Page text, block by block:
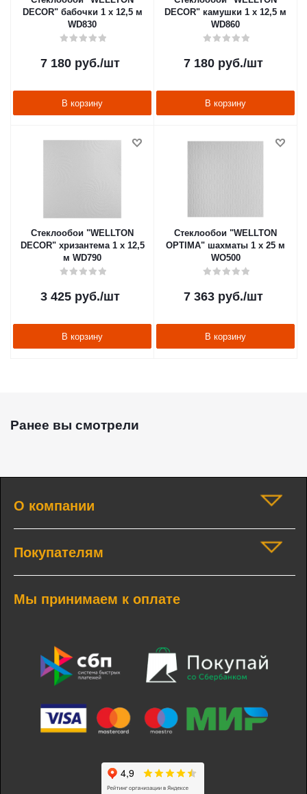
DECOR" бабочки 1 х 12,5 м
WD830
7 180руб./шт
В корзину
DECOR" камушки 1 х 12,5 м
WD860
7 180руб./шт
В корзину
Стеклообои "WELLTON
DECOR" хризантема 1 х 12,5
м WD790
3 425руб./шт
В корзину
Стеклообои "WELLTON
OPTIMA" шахматы 1 х 25 м
WO500
7 363руб./шт
В корзину
Ранее вы смотрели
О компании
Покупателям
Мы принимаем к оплате